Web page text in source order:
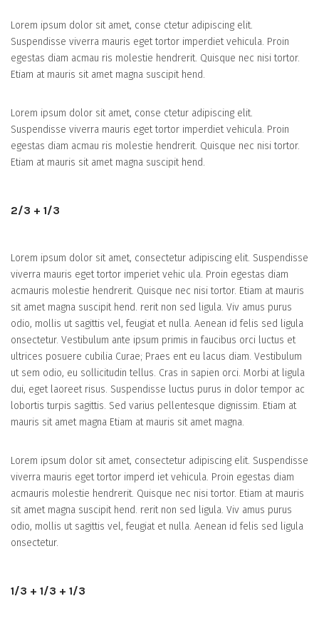
Lorem ipsum dolor sit amet, conse ctetur adipiscing elit.
Suspendisse viverra mauris eget tortor imperdiet vehicula. Proin
egestas diam acmau ris molestie hendrerit. Quisque nec nisi tortor.
Etiam at mauris sit amet magna suscipit hend.
Lorem ipsum dolor sit amet, conse ctetur adipiscing elit.
Suspendisse viverra mauris eget tortor imperdiet vehicula. Proin
egestas diam acmau ris molestie hendrerit. Quisque nec nisi tortor.
Etiam at mauris sit amet magna suscipit hend.
2/3 + 1/3
Lorem ipsum dolor sit amet, consectetur adipiscing elit. Suspendisse
viverra mauris eget tortor imperiet vehic ula. Proin egestas diam
acmauris molestie hendrerit. Quisque nec nisi tortor. Etiam at mauris
sit amet magna suscipit hend. rerit non sed ligula. Viv amus purus
odio, mollis ut sagittis vel, feugiat et nulla. Aenean id felis sed ligula
onsectetur. Vestibulum ante ipsum primis in faucibus orci luctus et
ultrices posuere cubilia Curae; Praes ent eu lacus diam. Vestibulum
ut sem odio, eu sollicitudin tellus. Cras in sapien orci. Morbi at ligula
dui, eget laoreet risus. Suspendisse luctus purus in dolor tempor ac
lobortis turpis sagittis. Sed varius pellentesque dignissim. Etiam at
mauris sit amet magna Etiam at mauris sit amet magna.
Lorem ipsum dolor sit amet, consectetur adipiscing elit. Suspendisse
viverra mauris eget tortor imperd iet vehicula. Proin egestas diam
acmauris molestie hendrerit. Quisque nec nisi tortor. Etiam at mauris
sit amet magna suscipit hend. rerit non sed ligula. Viv amus purus
odio, mollis ut sagittis vel, feugiat et nulla. Aenean id felis sed ligula
onsectetur.
1/3 + 1/3 + 1/3